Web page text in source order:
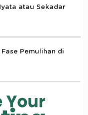
atau Sekadar
Pemulihan di